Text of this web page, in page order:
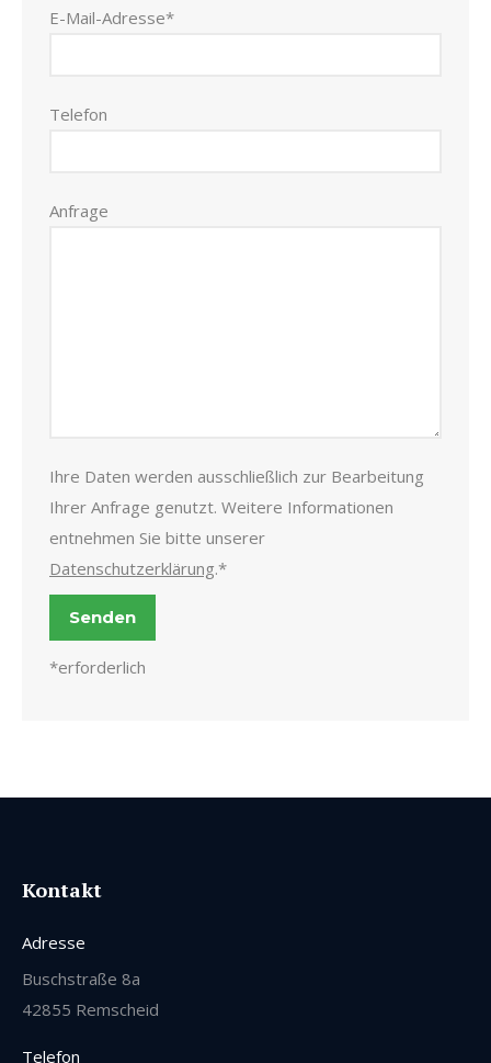
E-Mail-Adresse*
Telefon
Anfrage
Ihre Daten werden ausschließlich zur Bearbeitung
Ihrer Anfrage genutzt. Weitere Informationen
entnehmen Sie bitte unserer
Datenschutzerklärung.*
*erforderlich
Kontakt
Adresse
Buschstraße 8a
42855 Remscheid
Telefon